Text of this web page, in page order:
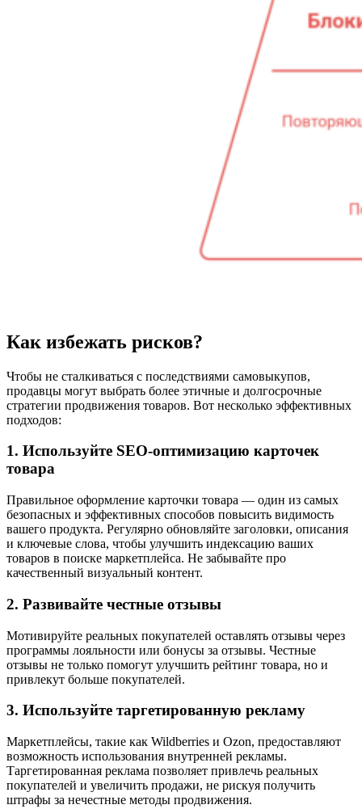
Как избежать рисков?
Чтобы не сталкиваться с последствиями самовыкупов,
продавцы могут выбрать более этичные и долгосрочные
стратегии продвижения товаров. Вот несколько эффективных
подходов:
1. Используйте SEO-оптимизацию карточек
товара
Правильное оформление карточки товара — один из самых
безопасных и эффективных способов повысить видимость
вашего продукта. Регулярно обновляйте заголовки, описания
и ключевые слова, чтобы улучшить индексацию ваших
товаров в поиске маркетплейса. Не забывайте про
качественный визуальный контент.
2. Развивайте честные отзывы
Мотивируйте реальных покупателей оставлять отзывы через
программы лояльности или бонусы за отзывы. Честные
отзывы не только помогут улучшить рейтинг товара, но и
привлекут больше покупателей.
3. Используйте таргетированную рекламу
Маркетплейсы, такие как Wildberries и Ozon, предоставляют
возможность использования внутренней рекламы.
Таргетированная реклама позволяет привлечь реальных
покупателей и увеличить продажи, не рискуя получить
штрафы за нечестные методы продвижения.